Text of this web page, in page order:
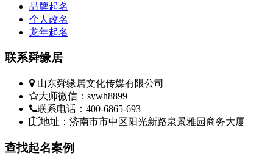
品牌起名
个人改名
龙年起名
联系舜缘居
山东舜缘居文化传媒有限公司
大师微信：sywh8899
联系电话：400-6865-693
地址：济南市市中区阳光新路泉景雅园商务大厦
查找起名案例